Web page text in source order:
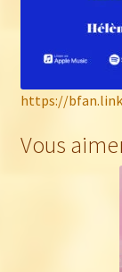
https://
Vous